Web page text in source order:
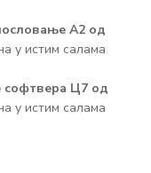
А2 од
у истим салама
софтвера Ц7 од
у истим салама